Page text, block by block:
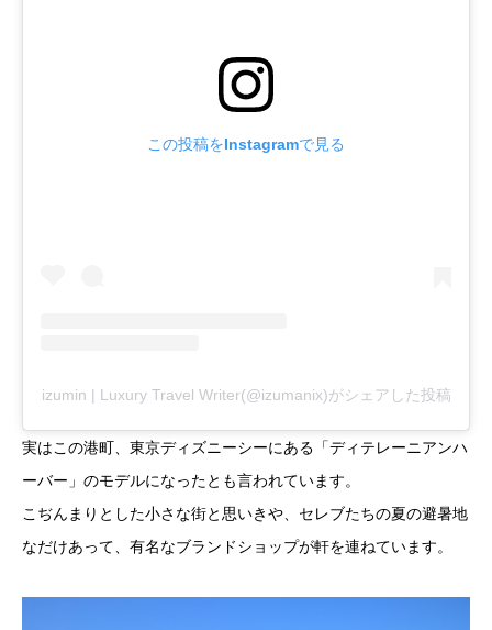
この投稿をInstagramで見る
izumin | Luxury Travel Writer(@izumanix)がシェアした投稿
実はこの港町、東京ディズニーシーにある「ディテレーニアンハ
ーバー」のモデルになったとも言われています。
こぢんまりとした小さな街と思いきや、セレブたちの夏の避暑地
なだけあって、有名なブランドショップが軒を連ねています。